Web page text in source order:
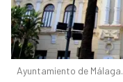
Ayuntamiento de Málaga.